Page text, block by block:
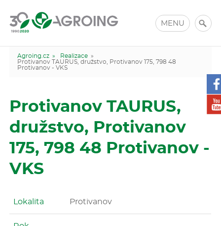
MENU
Agroing.cz » Realizace »
Protivanov TAURUS, družstvo, Protivanov 175, 798 48
Protivanov - VKS
Protivanov TAURUS,
družstvo, Protivanov
175, 798 48 Protivanov -
VKS
Lokalita Protivanov